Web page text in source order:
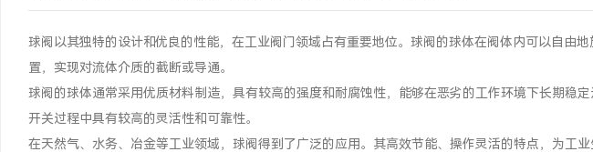
球阀以其独特的设计和优良的性能，在工业阀门领域占有重要地位。球阀的球体在阀体内可以自由
置，实现对流体介质的截断或导通。
球阀的球体通常采用优质材料制造，具有较高的强度和耐腐蚀性，能够在恶劣的工作环境下长期稳
开关过程中具有较高的灵活性和可靠性。
在天然气、水务、冶金等工业领域，球阀得到了广泛的应用。其高效节能、操作灵活的特点，为工